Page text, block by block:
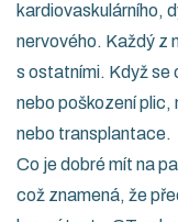
kardiovaskulárního,
nervového. Každý z
s ostatními. Když se
nebo poškození
nebo transplantace.
Co je dobré mít na
což znamená, že